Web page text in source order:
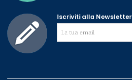
Iscriviti alla Newsletter